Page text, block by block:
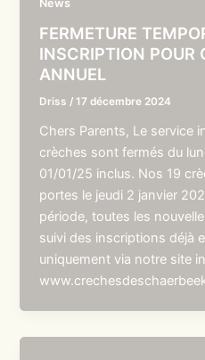
News
FERMETURE
INSCRIPTION POUR
ANNUEL
Driss /17 décembre 2024
Chers Parents, Le service
crèches sont fermés du
01/01/25 inclus. Nos 19
portes le jeudi 2 janvier
période, toutes les
suivi des inscriptions déjà
uniquement via notre site